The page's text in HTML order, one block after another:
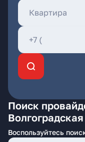
Поиск
Воспользуйтесь